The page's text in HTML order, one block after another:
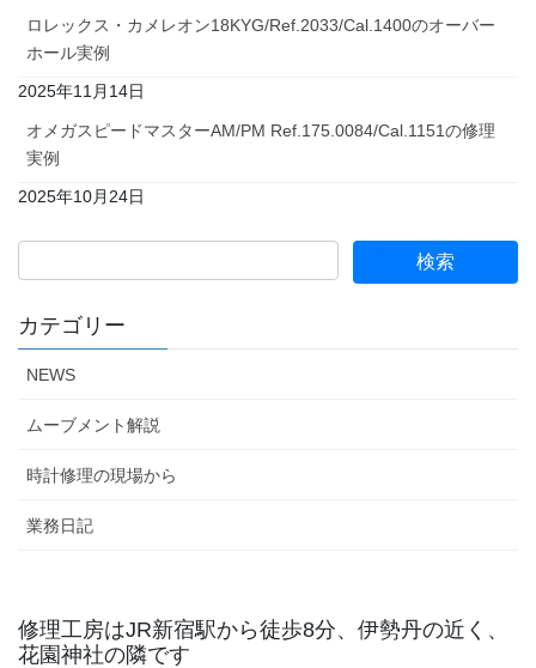
ロレックス・カメレオン18KYG/Ref.2033/Cal.1400のオーバー
ホール実例
2025年11月14日
オメガスピードマスターAM/PM Ref.175.0084/Cal.1151の修理
実例
2025年10月24日
カテゴリー
NEWS
ムーブメント解説
時計修理の現場から
業務日記
修理工房はJR新宿駅から徒歩8分、伊勢丹の近く、
花園神社の隣です